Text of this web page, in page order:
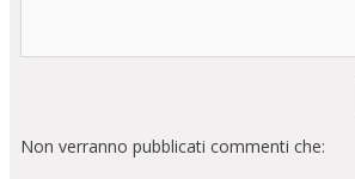
Non verranno pubblicati commenti che: